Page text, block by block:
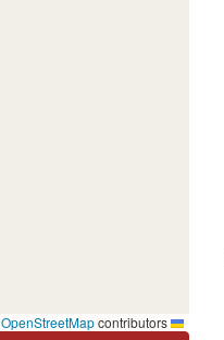
OpenStreetMapcontributors